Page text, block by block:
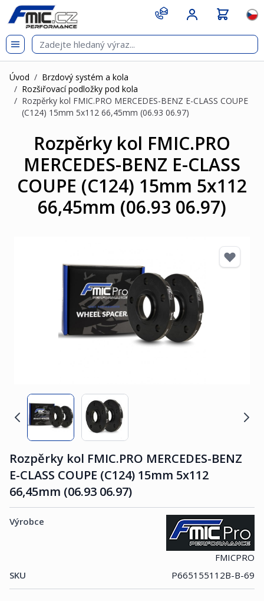
Přejít na obsah
git s
Úvod / Brzdový systém a kola
/ Rozšiřovací podložky pod kola
/ Rozpěrky kol FMIC.PRO MERCEDES-BENZ E-CLASS COUPE
(C124) 15mm 5x112 66,45mm (06.93 06.97)
Rozpěrky kol FMIC.PRO
MERCEDES-BENZ E-CLASS
COUPE (C124) 15mm 5x112
66,45mm (06.93 06.97)
Rozpěrky kol FMIC.PRO MERCEDES-BENZ
E-CLASS COUPE (C124) 15mm 5x112
66,45mm (06.93 06.97)
Výrobce
FMICPRO
SKU
P665155112B-B-69